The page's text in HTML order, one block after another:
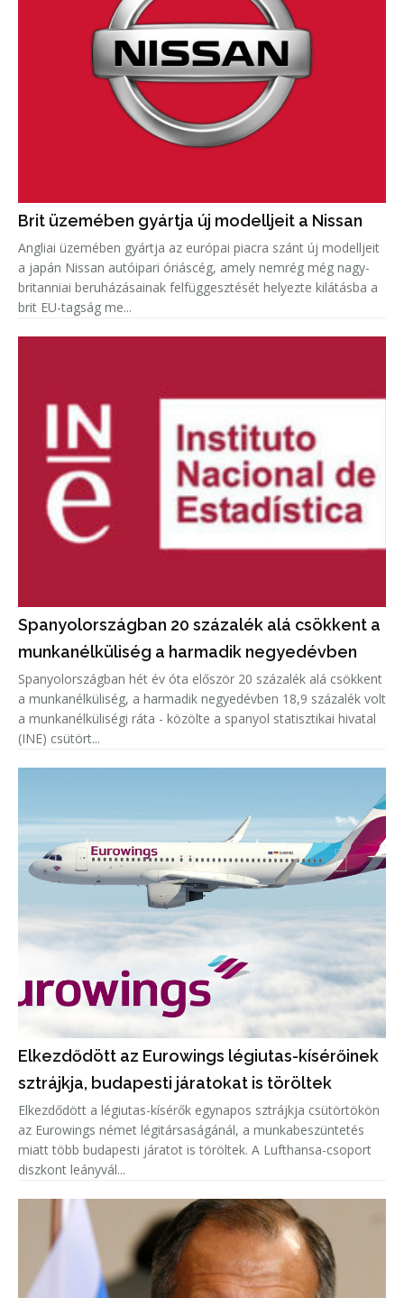
Brit üzemében gyártja új modelljeit a Nissan
Angliai üzemében gyártja az európai piacra szánt új modelljeit
a japán Nissan autóipari óriáscég, amely nemrég még nagy-
britanniai beruházásainak felfüggesztését helyezte kilátásba a
brit EU-tagság me...
Spanyolországban 20 százalék alá csökkent a
munkanélküliség a harmadik negyedévben
Spanyolországban hét év óta először 20 százalék alá csökkent
a munkanélküliség, a harmadik negyedévben 18,9 százalék volt
a munkanélküliségi ráta - közölte a spanyol statisztikai hivatal
(INE) csütört...
Elkezdődött az Eurowings légiutas-kísérőinek
sztrájkja, budapesti járatokat is töröltek
Elkezdődött a légiutas-kísérők egynapos sztrájkja csütörtökön
az Eurowings német légitársaságánál, a munkabeszüntetés
miatt több budapesti járatot is töröltek. A Lufthansa-csoport
diszkont leányvál...